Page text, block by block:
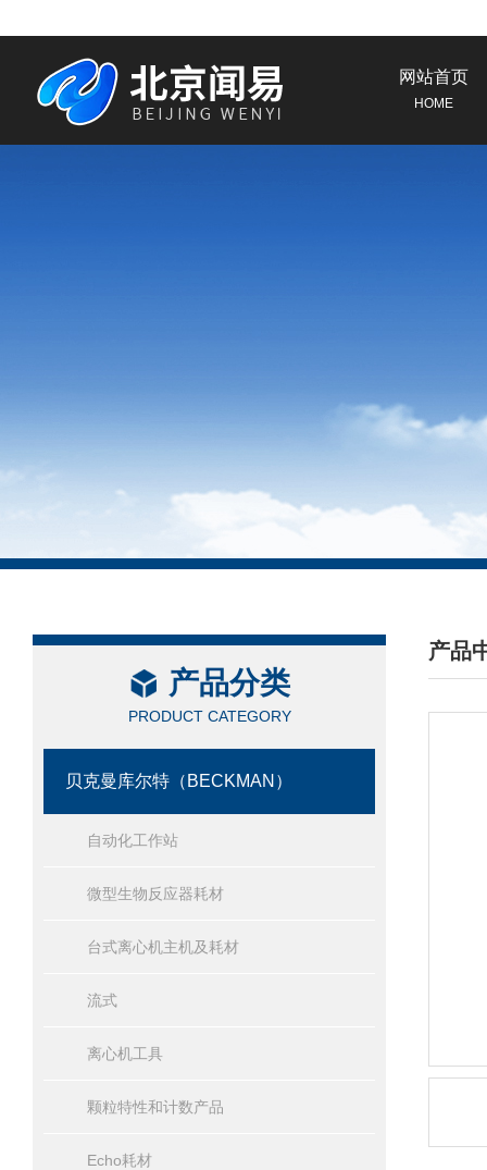
网站首页
HOME
产品分类
PRODUCT CATEGORY
贝克曼库尔特（BECKMAN）
自动化工作站
微型生物反应器耗材
台式离心机主机及耗材
流式
离心机工具
颗粒特性和计数产品
Echo耗材
产品
/